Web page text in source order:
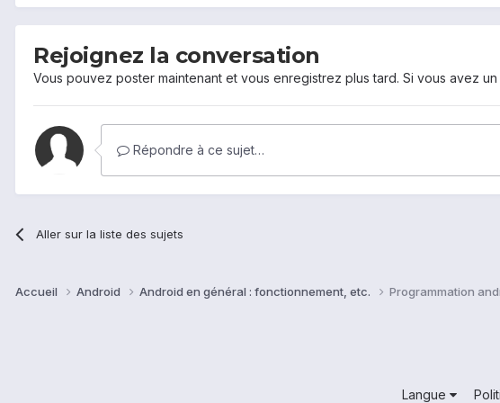
Rejoignez la conversation
Vous pouvez poster maintenant et vous enregistrez plus tard. Si vous avez un
Répondre à ce sujet…
Aller sur la liste des sujets
Accueil Android Android en général : fonctionnement, etc. Programmation
Langue